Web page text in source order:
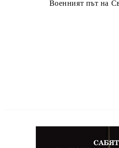
Военният път на